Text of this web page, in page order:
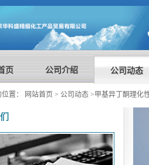
页 公司介绍 公司动态
置： 网站首页 > 公司动态 >甲基异丁酮理化